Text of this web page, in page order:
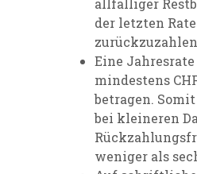
allfälliger
der letzten Rate
Eine Jahresrate
mindestens CHF
betragen.
bei kleineren
weniger als